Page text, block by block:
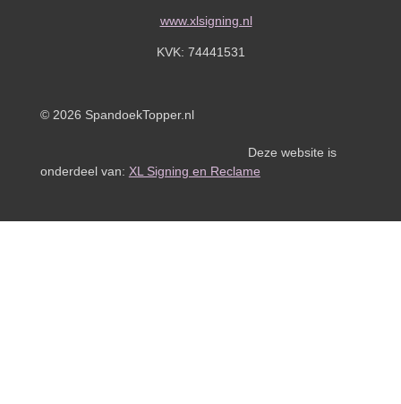
www.xlsigning.nl
KVK: 74441531
© 2026 SpandoekTopper.nl
Deze website is
onderdeel van: XL Signing en Reclame